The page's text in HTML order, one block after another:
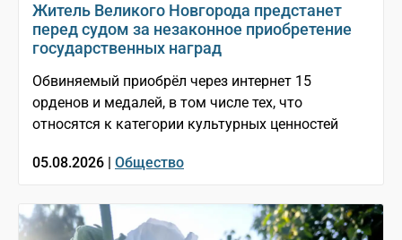
Житель Великого Новгорода предстанет
перед судом за незаконное приобретение
государственных наград
Обвиняемый приобрёл через интернет 15
орденов и медалей, в том числе тех, что
относятся к категории культурных ценностей
05.08.2026 | Общество